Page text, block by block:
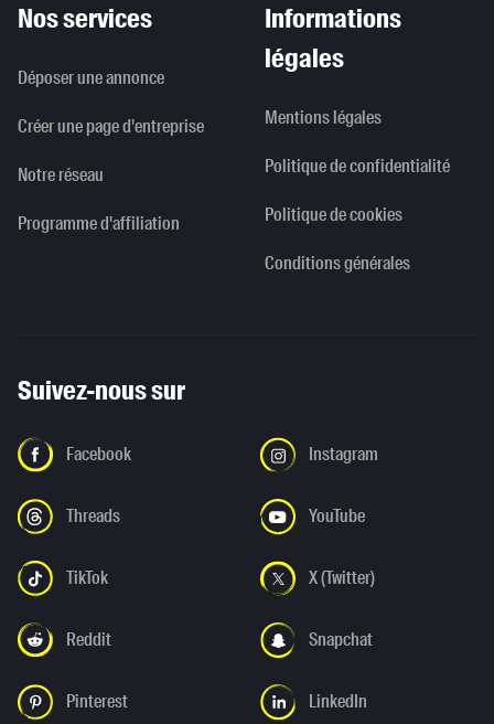
Nos services
Déposer une annonce
Créer une page d'entreprise
Notre réseau
Programme d'affiliation
Informations
légales
Mentions légales
Politique de confidentialité
Politique de cookies
Conditions générales
Suivez-nous sur
Facebook Instagram
Threads YouTube
TikTok X (Twitter)
Reddit Snapchat
Pinterest LinkedIn